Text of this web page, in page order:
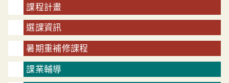
課程計畫
選課資訊
暑期重補修課程
課業輔導